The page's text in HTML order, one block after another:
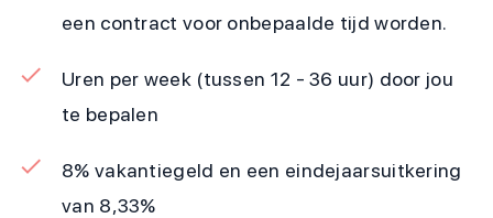
een contract voor onbepaalde tijd worden.
Uren per week (tussen 12 - 36 uur) door jou
te bepalen
8% vakantiegeld en een eindejaarsuitkering
van 8,33%